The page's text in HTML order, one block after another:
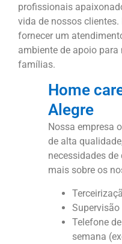
profissionais
vida de nossos
fornecer um
ambiente de apoio
famílias.
Home
Alegre
Nossa empresa
de alta
necessidades
mais sobre os
Supervisão
Telefone
semana